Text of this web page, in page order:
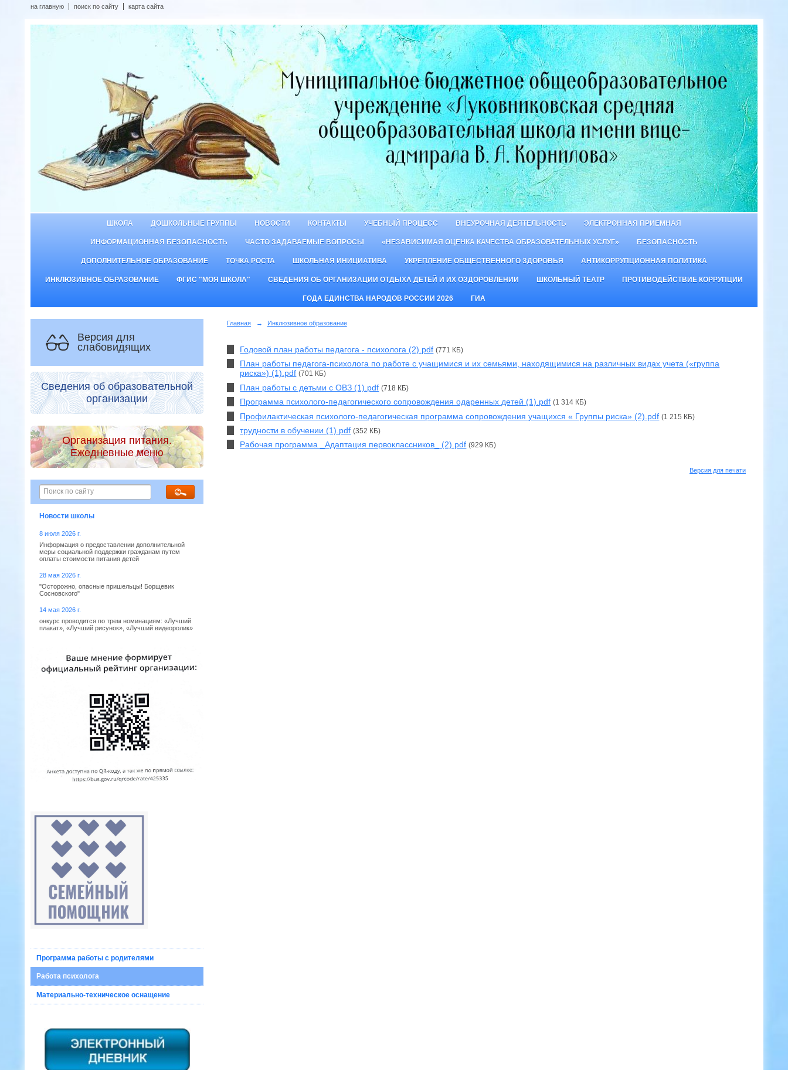
на главную поиск по сайту карта сайта
ШКОЛА ДОШКОЛЬНЫЕ ГРУППЫ НОВОСТИ КОНТАКТЫ УЧЕБНЫЙ ПРОЦЕСС ВНЕУРОЧНАЯ ДЕЯТЕЛЬНОСТЬ ЭЛЕКТРОННАЯ ПРИЕМНАЯ
ИНФОРМАЦИОННАЯ БЕЗОПАСНОСТЬ ЧАСТО ЗАДАВАЕМЫЕ ВОПРОСЫ «НЕЗАВИСИМАЯ ОЦЕНКА КАЧЕСТВА ОБРАЗОВАТЕЛЬНЫХ УСЛУГ» БЕЗОПАСНОСТЬ
ДОПОЛНИТЕЛЬНОЕ ОБРАЗОВАНИЕ ТОЧКА РОСТА ШКОЛЬНАЯ ИНИЦИАТИВА УКРЕПЛЕНИЕ ОБЩЕСТВЕННОГО ЗДОРОВЬЯ АНТИКОРРУПЦИОННАЯ ПОЛИТИКА
ИНКЛЮЗИВНОЕ ОБРАЗОВАНИЕ ФГИС "МОЯ ШКОЛА" СВЕДЕНИЯ ОБ ОРГАНИЗАЦИИ ОТДЫХА ДЕТЕЙ И ИХ ОЗДОРОВЛЕНИИ ШКОЛЬНЫЙ ТЕАТР ПРОТИВОДЕЙСТВИЕ КОРРУПЦИИ
ГОДА ЕДИНСТВА НАРОДОВ РОССИИ 2026 ГИА
Версия для
слабовидящих
Сведения об образовательной
организации
Организация питания.
Ежедневные меню
Новости школы
8 июля 2026 г.
Информация о предоставлении дополнительной
меры социальной поддержки гражданам путем
оплаты стоимости питания детей
28 мая 2026 г.
"Осторожно, опасные пришельцы! Борщевик
Сосновского"
14 мая 2026 г.
онкурс проводится по трем номинациям: «Лучший
плакат», «Лучший рисунок», «Лучший видеоролик»
Программа работы с родителями
Работа психолога
Материально-техническое оснащение
Главная → Инклюзивное образование
Годовой план работы педагога - психолога (2).pdf (771 КБ)
План работы педагога-психолога по работе с учащимися и их семьями, находящимися на различных видах учета («группа
риска») (1).pdf (701 КБ)
План работы с детьми с ОВЗ (1).pdf (718 КБ)
Программа психолого-педагогического сопровождения одаренных детей (1).pdf (1 314 КБ)
Профилактическая психолого-педагогическая программа сопровождения учащихся « Группы риска» (2).pdf (1 215 КБ)
трудности в обучении (1).pdf (352 КБ)
Рабочая программа _Адаптация первоклассников_ (2).pdf (929 КБ)
Версия для печати